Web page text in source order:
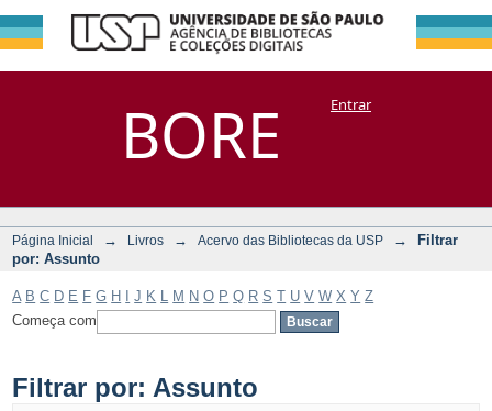
BORE
Filtrar por:
Assunto
DSpace/Manakin + CoriscoEntrar
Página Inicial → Livros → Acervo das Bibliotecas da USP →
Filtrar
por: Assunto
A B C D E F G H J K M N O P Q R S T U V W X Y Z
Começa com
Filtrar por: Assunto